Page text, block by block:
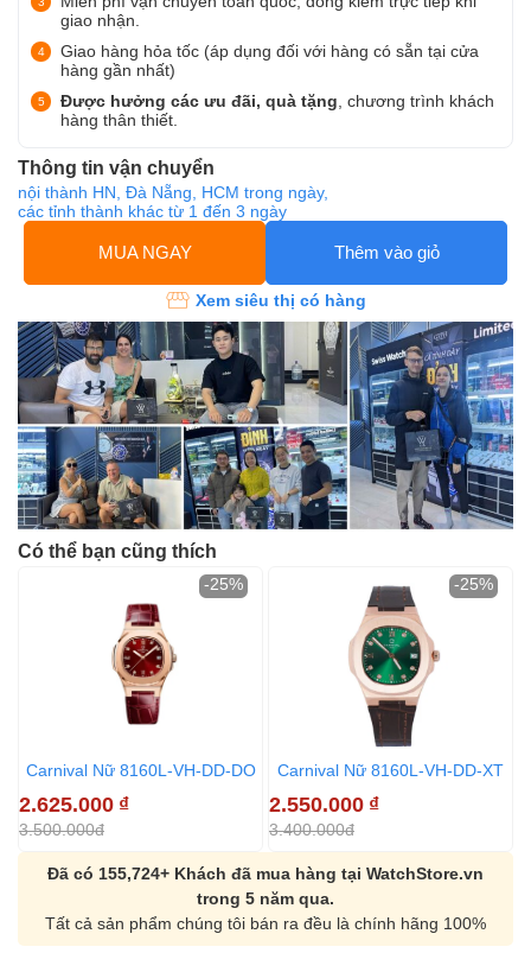
giao nhận.
Giao hàng hỏa tốc (áp dụng đối với hàng có sẵn tại cửa
hàng gần nhất)
Được hưởng các ưu đãi, quà tặng , chương trình khách
hàng thân thiết.
Thông tin vận chuyển
nội thành HN, Đà Nẵng, HCM trong ngày,
các tỉnh thành khác từ 1 đến 3 ngày
MUA NGAY Thêm vào giỏ
Xem siêu thị có hàng
Có thể bạn cũng thích
Carnival Nữ 8160L-VH-DD-DO
2.625.000 ₫
3.500.000đ
-25%
Carnival Nữ 8160L-VH-DD-XT
2.550.000 ₫
3.400.000đ
-25%
Đã có 155,724+ Khách đã mua hàng tại WatchStore.vn
trong 5 năm qua.
Tất cả sản phẩm chúng tôi bán ra đều là chính hãng 100%